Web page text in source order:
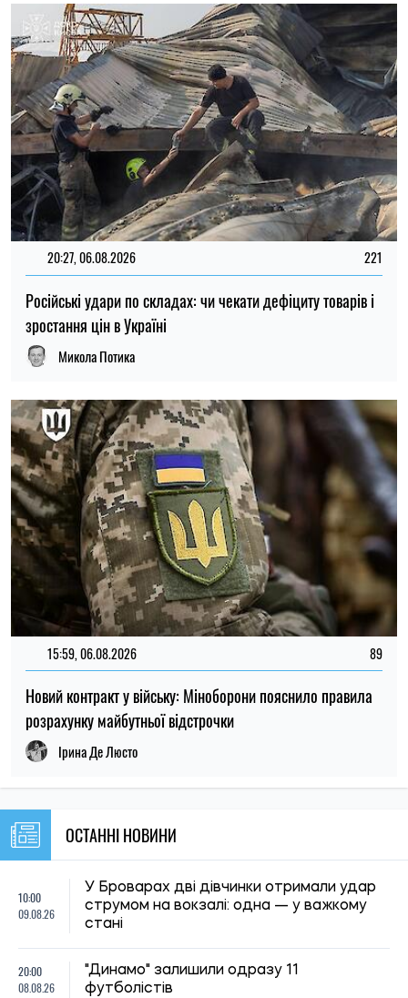
20:27, 06.08.2026 221
Російські удари по складах: чи чекати дефіциту товарів і
зростання цін в Україні
Микола Потика
15:59, 06.08.2026 89
Новий контракт у війську: Міноборони пояснило правила
розрахунку майбутньої відстрочки
Ірина Де Люсто
ОСТАННІ НОВИНИ
10:00
09.08.26
У Броварах дві дівчинки отримали удар
струмом на вокзалі: одна — у важкому
стані
20:00
08.08.26
"Динамо" залишили одразу 11
футболістів